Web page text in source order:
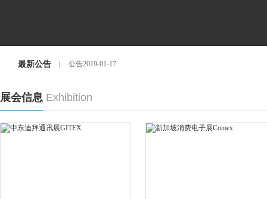
最新公告 公告2019-01-17
香港美容展参展商违约真的会进黑名单，影响今后的展会申请
展会信息 Exhibition